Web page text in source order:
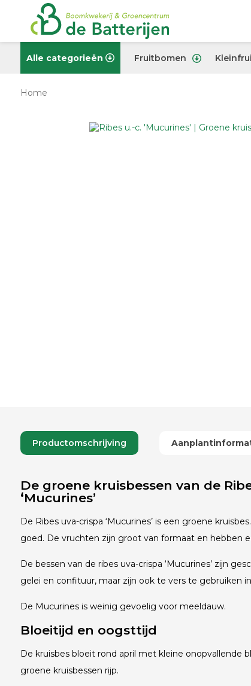
Alle categorieën Fruitbomen
Home
Productomschrijving
De groene kruisbessen van de
‘Mucurines’
De Ribes uva-crispa ‘Mucurines’ is een groene
goed. De vruchten zijn groot van formaat en hebben
De bessen van de ribes uva-crispa ‘Mucurines’ zijn
gelei en confituur, maar zijn ook te vers te gebruiken
De Mucurines is weinig gevoelig voor meeldauw.
Bloeitijd en oogsttijd
De kruisbes bloeit rond april met kleine onopvallende
groene kruisbessen rijp.